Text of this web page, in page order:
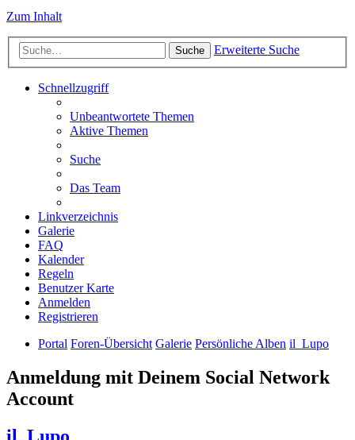
Zum Inhalt
Suche Erweiterte Suche
Schnellzugriff
Unbeantwortete Themen
Aktive Themen
Suche
Das Team
Linkverzeichnis
Galerie
FAQ
Kalender
Regeln
Benutzer Karte
Anmelden
Registrieren
Portal Foren-Übersicht Galerie Persönliche Alben il_Lupo
Anmeldung mit Deinem Social Network
Account